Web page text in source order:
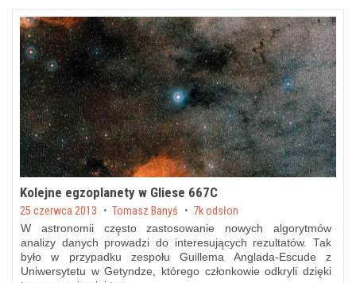
Kolejne egzoplanety w Gliese 667C
Posted on
25 czerwca 2013 byTomasz Banyś 7k odsłon
W astronomii często zastosowanie nowych algorytmów
analizy danych prowadzi do interesujących rezultatów. Tak
było w przypadku zespołu Guillema Anglada-Escude z
Uniwersytetu w Getyndze, którego członkowie odkryli dzięki